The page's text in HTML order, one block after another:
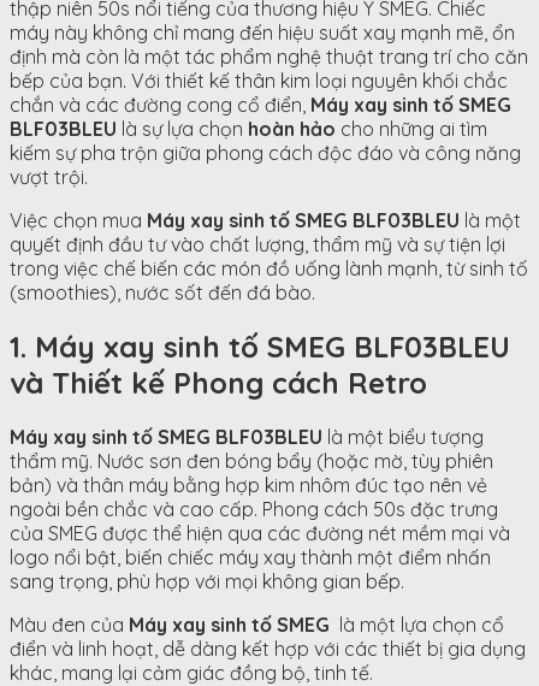
thập niên 50s nổi tiếng của thương hiệu Ý SMEG. Chiếc
máy này không chỉ mang đến hiệu suất xay mạnh mẽ, ổn
định mà còn là một tác phẩm nghệ thuật trang trí cho căn
bếp của bạn. Với thiết kế thân kim loại nguyên khối chắc
chắn và các đường cong cổ điển, Máy xay sinh tố SMEG
BLF03BLEU là sự lựa chọn hoàn hảo cho những ai tìm
kiếm sự pha trộn giữa phong cách độc đáo và công năng
vượt trội.
Việc chọn mua Máy xay sinh tố SMEG BLF03BLEU là một
quyết định đầu tư vào chất lượng, thẩm mỹ và sự tiện lợi
trong việc chế biến các món đồ uống lành mạnh, từ sinh tố
(smoothies), nước sốt đến đá bào.
1. Máy xay sinh tố SMEG BLF03BLEU
và Thiết kế Phong cách Retro
Máy xay sinh tố SMEG BLF03BLEU là một biểu tượng
thẩm mỹ. Nước sơn đen bóng bẩy (hoặc mờ, tùy phiên
bản) và thân máy bằng hợp kim nhôm đúc tạo nên vẻ
ngoài bền chắc và cao cấp. Phong cách 50s đặc trưng
của SMEG được thể hiện qua các đường nét mềm mại và
logo nổi bật, biến chiếc máy xay thành một điểm nhấn
sang trọng, phù hợp với mọi không gian bếp.
Màu đen của Máy xay sinh tố SMEG là một lựa chọn cổ
điển và linh hoạt, dễ dàng kết hợp với các thiết bị gia dụng
khác, mang lại cảm giác đồng bộ, tinh tế.